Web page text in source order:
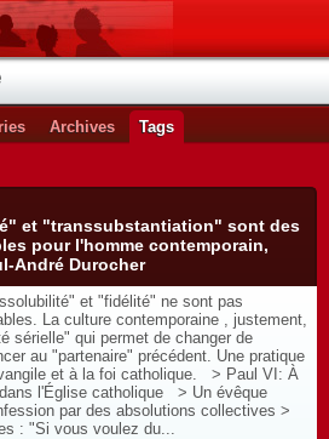
Archives Tags
et "transsubstantiation" sont des
pour l'homme contemporain,
André Durocher
et "fidélité" ne sont pas
La culture contemporaine , justement,
sérielle" qui permet de changer de
au "partenaire" précédent. Une pratique
et à la foi catholique. > Paul VI: À
l'Église catholique > Un évêque
par des absolutions collectives >
: "Si vous voulez du...